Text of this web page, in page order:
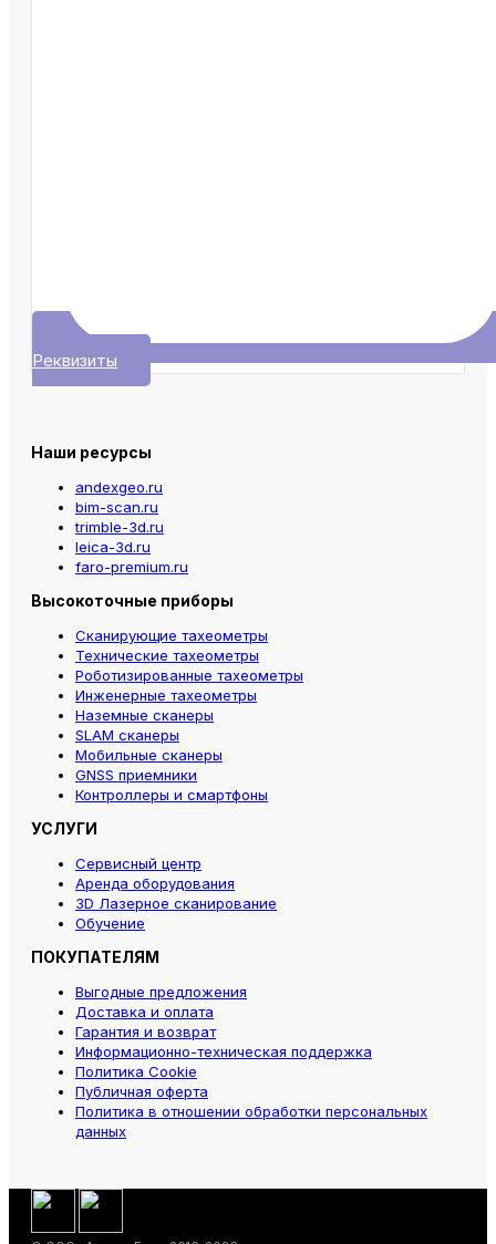
Реквизиты
Наши ресурсы
andexgeo.ru
bim-scan.ru
trimble-3d.ru
leica-3d.ru
faro-premium.ru
Высокоточные приборы
Сканирующие тахеометры
Технические тахеометры
Роботизированные тахеометры
Инженерные тахеометры
Наземные сканеры
SLAM сканеры
Мобильные сканеры
GNSS приемники
Контроллеры и смартфоны
УСЛУГИ
Сервисный центр
Аренда оборудования
3D Лазерное сканирование
Обучение
ПОКУПАТЕЛЯМ
Выгодные предложения
Доставка и оплата
Гарантия и возврат
Информационно-техническая поддержка
Политика Cookie
Публичная оферта
Политика в отношении обработки персональных
данных